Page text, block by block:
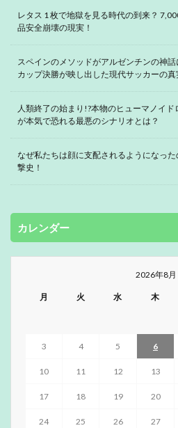
レタス 1 枚で地獄を見る時代の到来？
品安全崩壊の現実！
スペインのメソッドがアルゼンチンの神
カップ決勝が映し出した現代サッカーの真
人類終了の始まり!?本物のヒューマノイ
が本気で恐れる最悪のシナリオとは？
なぜ私たちは顔に支配されるようになっ
撃史！
カレンダー
2026年8月
月 火 水 木
3 4 5 6
10 11 12 13
17 18 19 20
24 25 26 27